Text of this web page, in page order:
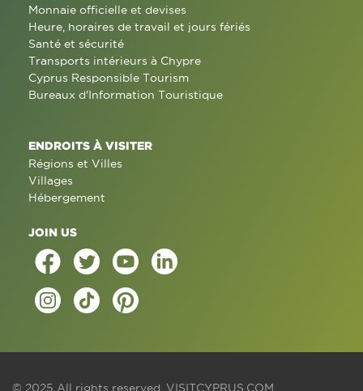
Monnaie officielle et devises
Heure, horaires de travail et jours fériés
Santé et sécurité
Transports intérieurs à Chypre
Cyprus Responsible Tourism
Bureaux d'Information Touristique
ENDROITS À VISITER
Régions et Villes
Villages
Hébergement
JOIN US
© 2025 All rights reserved. VISITCYPRUS.COM